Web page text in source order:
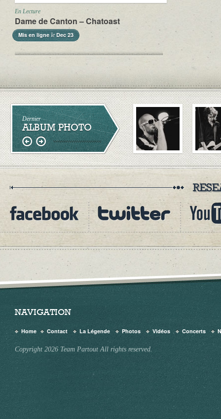
En Lecture
Dame de Canton – Chatoast
Mis en ligneleDec 23
Dernier
ALBUM PHOTO
NAVIGATION
Home Contact La Légende Photos Vidéos Concerts
Copyright 2026 Team Partout All rights reserved.